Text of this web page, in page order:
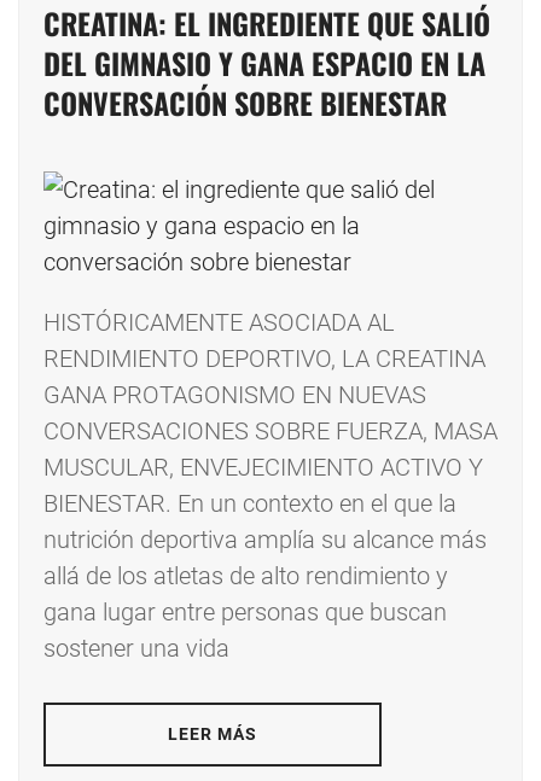
CREATINA: EL INGREDIENTE QUE SALIÓ
DEL GIMNASIO Y GANA ESPACIO EN LA
CONVERSACIÓN SOBRE BIENESTAR
HISTÓRICAMENTE ASOCIADA AL
RENDIMIENTO DEPORTIVO, LA CREATINA
GANA PROTAGONISMO EN NUEVAS
CONVERSACIONES SOBRE FUERZA, MASA
MUSCULAR, ENVEJECIMIENTO ACTIVO Y
BIENESTAR. En un contexto en el que la
nutrición deportiva amplía su alcance más
allá de los atletas de alto rendimiento y
gana lugar entre personas que buscan
sostener una vida
LEER MÁS